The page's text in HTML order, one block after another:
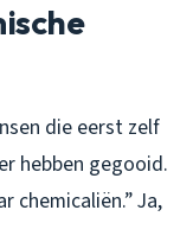
die eerst zelf
hebben gegooid.
chemicaliën.” Ja,